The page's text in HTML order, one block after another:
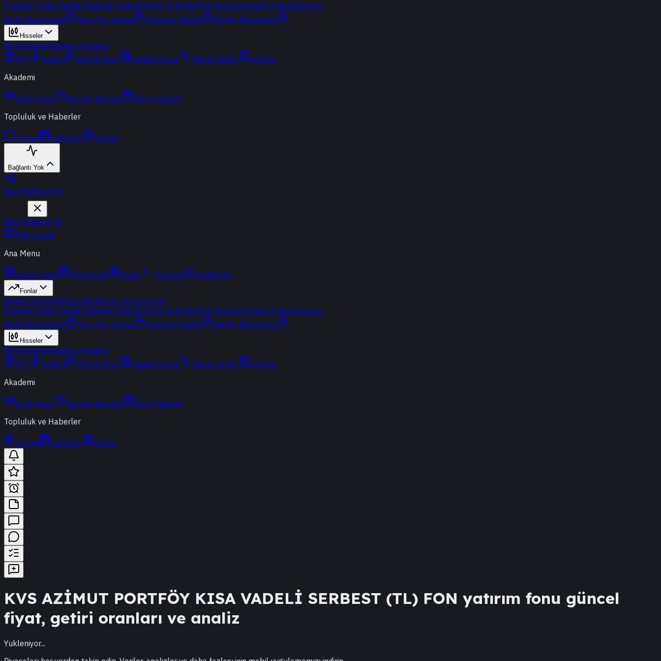
Popüler Fonlar YeniBir Bakışta FonlarPortföy ŞirketleriFon KarşılaştırmaFon Simülasyonu
Akıllı Para Sinyali
Ters Fon Arama Çakışma Analizi Sektör Rotasyonu
Hisseler
Yerli HisselerYabancı Hisseler
ETF
Kripto Altın & Döviz Vadeli Piyasa Teknik Analiz
Araçlar
Akademi
Canlı Yayın Geçmiş Yayınlar
Yayın Takvimi
Topluluk ve Haberler
t-Chat Haberler Yazılar
Bağlantı Yok
Giriş YapKayıt Ol
Giriş YapKayıt Ol
PRO Üyelik
Ana Menu
Günün Özeti Portföyüm Radar Terminal Endeksler
Fonlar
Yatırım FonlarıBES FonlarıBorsa Yatırım Fonu
Popüler Fonlar YeniBir Bakışta FonlarPortföy ŞirketleriFon KarşılaştırmaFon Simülasyonu
Akıllı Para Sinyali
Ters Fon Arama Çakışma Analizi Sektör Rotasyonu
Hisseler
Yerli HisselerYabancı Hisseler
ETF
Kripto Altın & Döviz Vadeli Piyasa Teknik Analiz
Araçlar
Akademi
Canlı Yayın Geçmiş Yayınlar
Yayın Takvimi
Topluluk ve Haberler
t-Chat Haberler Yazılar
KVS AZİMUT PORTFÖY KISA VADELİ SERBEST (TL) FON yatırım fonu güncel
fiyat, getiri oranları ve analiz
Yukleniyor...